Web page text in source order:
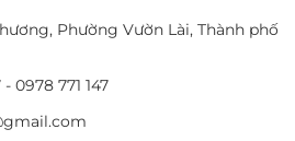
Phường Vườn Lài, Thành phố
0978 771 147